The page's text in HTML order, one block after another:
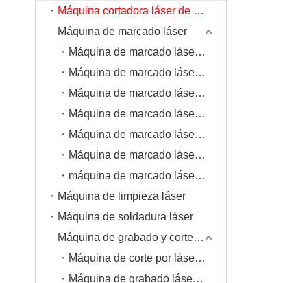
Máquina cortadora láser de fibra
Máquina de marcado láser
Máquina de marcado láser de CO2
Máquina de marcado láser de fibra
Máquina de marcado láser 3D
Máquina de marcado láser volador
Máquina de marcado láser de mano
Máquina de marcado láser Mopa
máquina de marcado láser ultravioleta
Máquina de limpieza láser
Máquina de soldadura láser
Máquina de grabado y corte por láser de CO2
Máquina de corte por láser de CO2
Máquina de grabado láser de CO2